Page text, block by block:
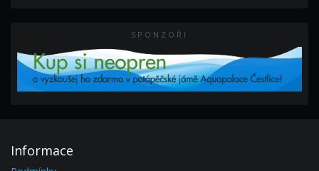
SPONZOŘI
Informace